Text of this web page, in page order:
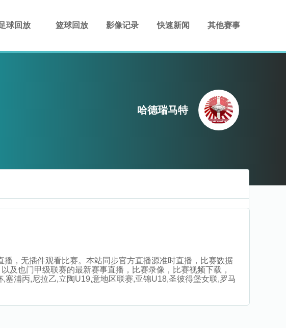
球回放 篮球回放 影像记录 快速新闻 其他赛事
哈德瑞马特
，无插件观看比赛。本站同步官方直播源准时直播，比赛数据
及也门甲级联赛的最新赛事直播，比赛录像，比赛视频下载，
浦丙,尼拉乙,立陶U19,意地区联赛,亚锦U18,圣彼得堡女联,罗马